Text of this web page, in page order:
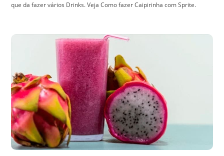
que da fazer vários Drinks. Veja Como fazer Caipirinha com Sprite.